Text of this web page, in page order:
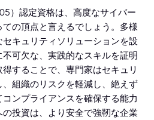
）認定資格は、高度なサイバー
の頂点と言えるでしょう。多様
キュリティソリューションを設
可欠な、実践的なスキルを証明
することで、専門家はセキュリ
組織のリスクを軽減し、絶えず
ンプライアンスを確保する能力
の投資は、より安全で強靭な企業